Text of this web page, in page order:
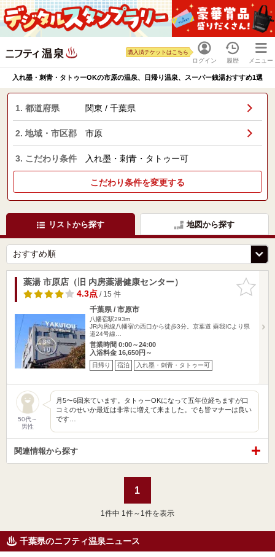
ログイン
購入済チケットはこちら
履歴 メニュー
入れ墨・刺青・タトゥーOKの市原の温泉、日帰り温泉、スーパー銭湯おすすめ1選
1. 都道府県 関東 / 千葉県
2. 地域・市区郡 市原
3. こだわり条件 入れ墨・刺青・タトゥー可
こだわり条件を変更する
リストから探す 地図から探す
お気に入
りに追加
薬湯 市原店（旧 内房薬湯健康センター）
4.3点/ 15 件
千葉県 / 市原市
八幡宿駅293m
JR内房線八幡宿の西口から徒歩3分。京葉道 蘇我ICより県
道24号線…
営業時間 0:00～24:00
入浴料金 16,650円～
日帰り 宿泊 入れ墨・刺青・タトゥー可
50代～
男性
月5〜6回来ています。タトゥーOKになって五年位経ちますが口
コミのせいか最近は非常に増えて来ました。でも皆マナーは良い
です…
関連情報から探す
1
1 件中 1件～1件を表示
千葉県のニフティ温泉ニュース